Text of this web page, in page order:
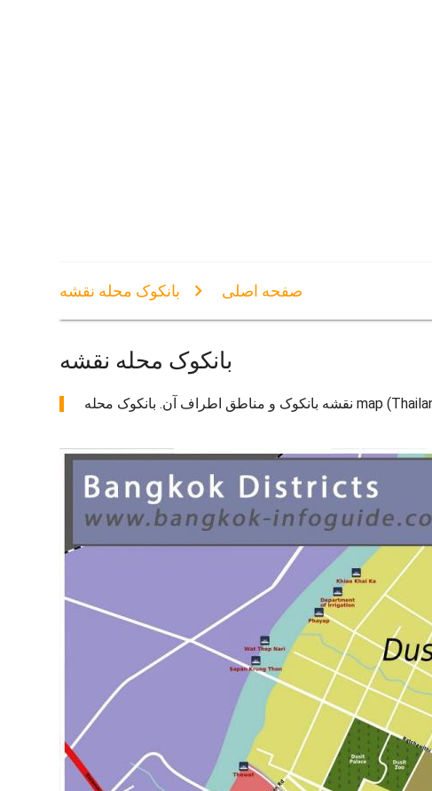
صفحه اصلی بانکوک محله نقشه
بانکوک محله نقشه